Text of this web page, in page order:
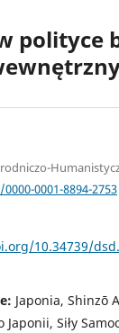
polityce
0001-8894-2753
10.34739/
Japonia, Shinzō
Japonii, Siły